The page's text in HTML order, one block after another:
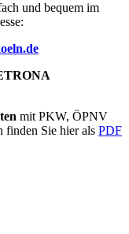
und bequem im
mit PKW, ÖPNV
finden Sie hier als PDF